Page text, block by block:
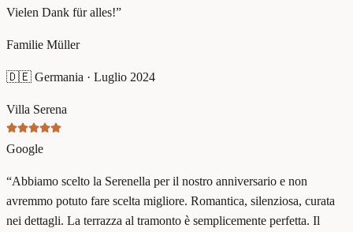
Vielen Dank für alles!”
Familie Müller
🇩🇪 Germania · Luglio 2024
Villa Serena
Google
“Abbiamo scelto la Serenella per il nostro anniversario e non
avremmo potuto fare scelta migliore. Romantica, silenziosa, curata
nei dettagli. La terrazza al tramonto è semplicemente perfetta. Il